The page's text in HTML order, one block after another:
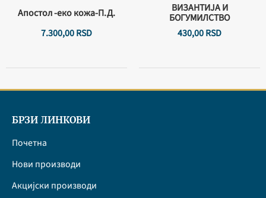
Апостол -еко кожа-П.Д.
7.300,00RSD
ВИЗАНТИЈА И
БОГУМИЛСТВО
430,00RSD
БРЗИ ЛИНКОВИ
Почетна
Нови производи
Акцијски производи